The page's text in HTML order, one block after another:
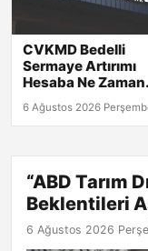
CVKMD Bedelli
Sermaye Artırımı
Hesaba Ne Zaman
Hakkı Tarihleri
Açıklandı!
6 Ağustos 2026
“ABD Tarım
Beklentileri
6 Ağustos 2026